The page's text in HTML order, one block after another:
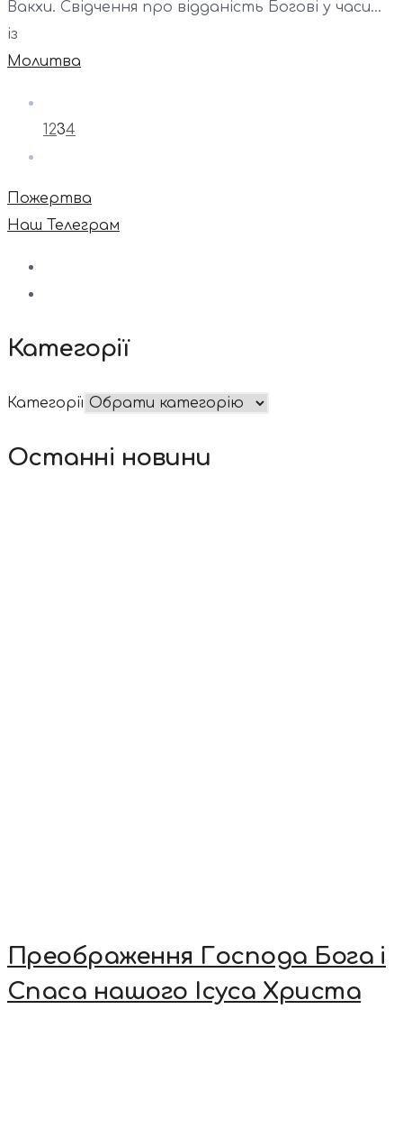
Вакхи. Свідчення про відданість Богові у часи...
із
Молитва
1234
Пожертва
Наш Телеграм
Категорії
Категорії
Останні новини
Преображення Господа Бога і
Спаса нашого Ісуса Христа